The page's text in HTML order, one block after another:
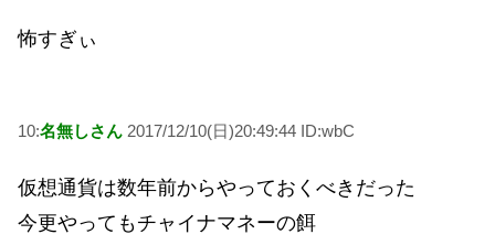
怖すぎぃ
10:名無しさん 2017/12/10(日)20:49:44 ID:wbC
仮想通貨は数年前からやっておくべきだった
今更やってもチャイナマネーの餌